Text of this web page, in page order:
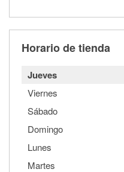
Horario de tienda
Jueves
Viernes
Sábado
Domingo
Lunes
Martes